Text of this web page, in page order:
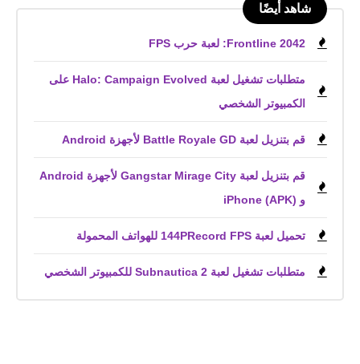
شاهد أيضًا
Frontline 2042: لعبة حرب FPS
متطلبات تشغيل لعبة Halo: Campaign Evolved على
الكمبيوتر الشخصي
قم بتنزيل لعبة Battle Royale GD لأجهزة Android
قم بتنزيل لعبة Gangstar Mirage City لأجهزة Android
و iPhone (APK)
تحميل لعبة 144PRecord FPS للهواتف المحمولة
متطلبات تشغيل لعبة Subnautica 2 للكمبيوتر الشخصي